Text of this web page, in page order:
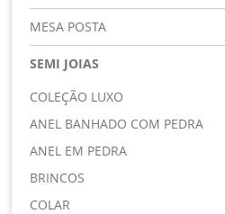
MESA POSTA
SEMI JOIAS
COLEÇÃO LUXO
ANEL BANHADO COM PEDRA
ANEL EM PEDRA
BRINCOS
COLAR